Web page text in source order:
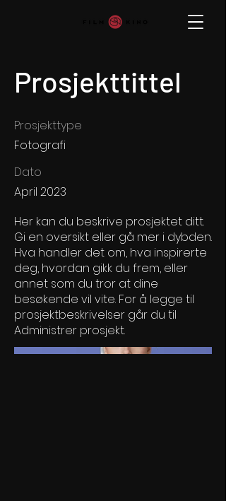
Prosjekttittel
Prosjekttype
Fotografi
Dato
April 2023
Her kan du beskrive prosjektet ditt.
Gi en oversikt eller gå mer i dybden.
Hva handler det om, hva inspirerte
deg, hvordan gikk du frem, eller
annet som du tror at dine
besøkende vil vite. For å legge til
prosjektbeskrivelser går du til
Administrer prosjekt.